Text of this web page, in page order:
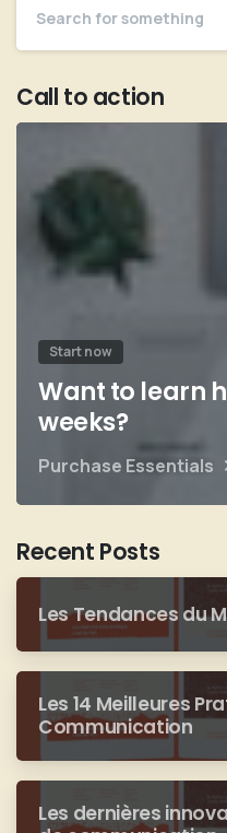
Call to action
Start now
Want to learn
weeks?
Purchase Essentials
Recent Posts
Les Tendances du
Les 14 Meilleures
Communication
Les dernières